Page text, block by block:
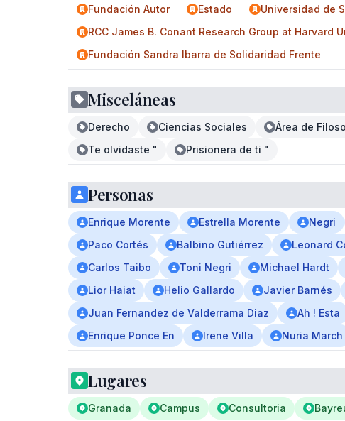
Fundación Autor Estado Universidad de
RCC James B. Conant Research Group at Harvard
Fundación Sandra Ibarra de Solidaridad Frente
Misceláneas
Derecho Ciencias Sociales Área de
Te olvidaste "
Prisionera de ti "
Personas
Enrique Morente Estrella Morente Negri
Paco Cortés
Balbino Gutiérrez Leonard
Carlos Taibo
Toni Negri Michael Hardt
Lior Haiat
Helio Gallardo Javier Barnés
Juan Fernandez de Valderrama Diaz
Ah ! Esta
Enrique Ponce En
Irene Villa Nuria March
Lugares
Granada Campus Consultoria